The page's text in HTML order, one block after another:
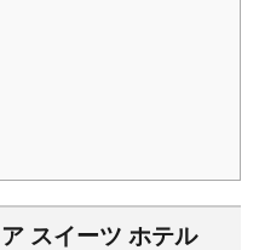
スイーツ ホテル